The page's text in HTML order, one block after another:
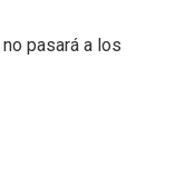
pasará a los